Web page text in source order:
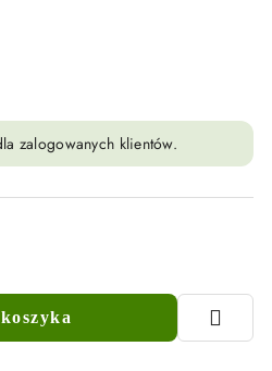
zalogowanych klientów.